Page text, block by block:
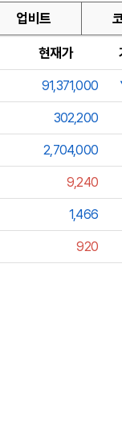
업비트
현재가
91,371,000
302,200
2,704,000
9,240
1,466
920